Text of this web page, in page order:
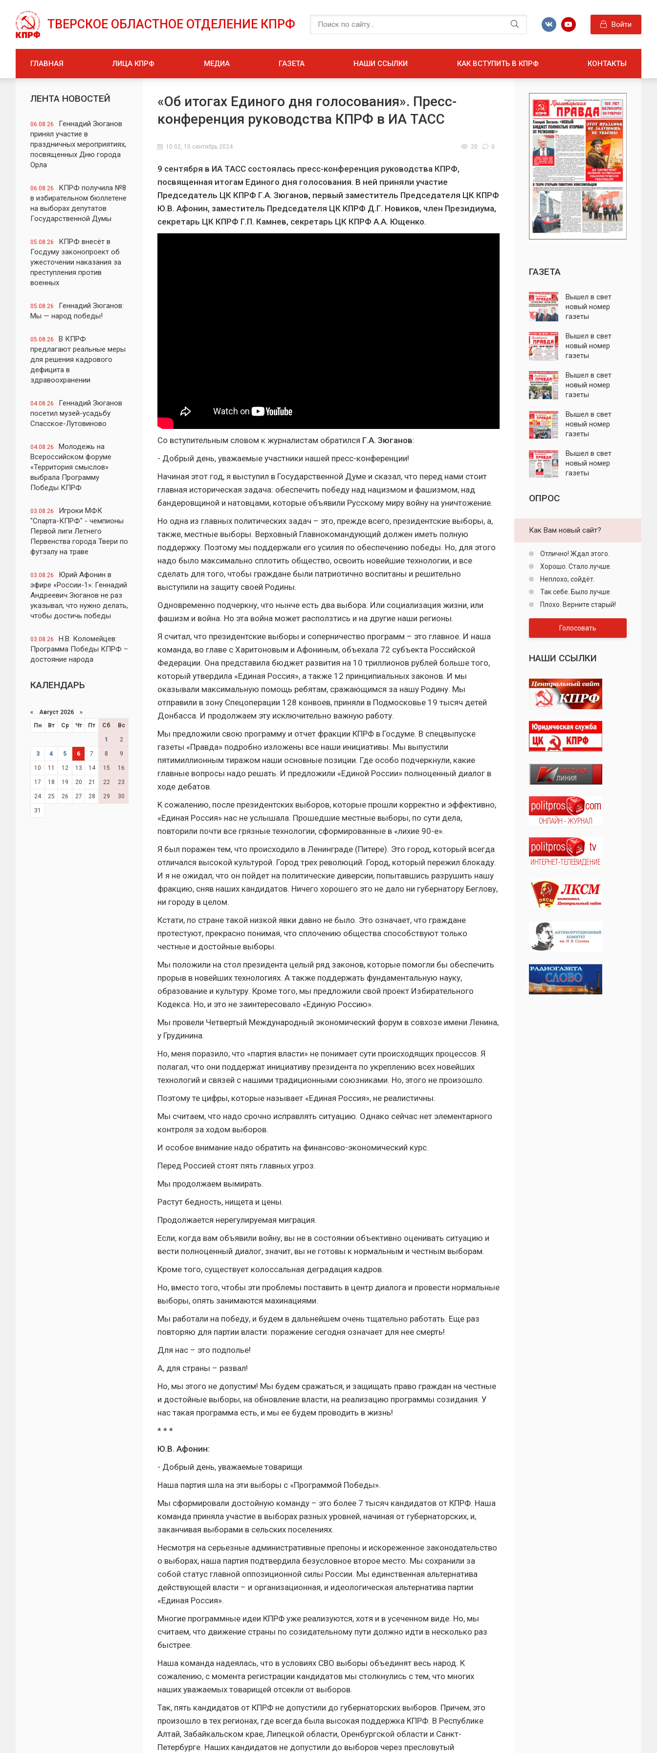
ТВЕРСКОЕ ОБЛАСТНОЕ ОТДЕЛЕНИЕ КПРФ Войти
ГЛАВНАЯ ЛИЦА КПРФ МЕДИА ГАЗЕТА НАШИ ССЫЛКИ КАК ВСТУПИТЬ В КПРФ КОНТАКТЫ
ЛЕНТА НОВОСТЕЙ
06.08.26
Геннадий Зюганов
принял участие в
праздничных мероприятиях,
посвященных Дню города
Орла
06.08.26
КПРФ получила №8
в избирательном бюллетене
на выборах депутатов
Государственной Думы
05.08.26
КПРФ внесёт в
Госдуму законопроект об
ужесточении наказания за
преступления против
военных
05.08.26
Геннадий Зюганов:
Мы — народ победы!
05.08.26
В КПРФ
предлагают реальные меры
для решения кадрового
дефицита в
здравоохранении
04.08.26
Геннадий Зюганов
посетил музей-усадьбу
Спасское-Лутовиново
04.08.26
Молодежь на
Всероссийском форуме
«Территория смыслов»
выбрала Программу
Победы КПРФ
03.08.26
Игроки МФК
"Спарта-КПРФ" - чемпионы
Первой лиги Летнего
Первенства города Твери по
футзалу на траве
03.08.26
Юрий Афонин в
эфире «России-1»: Геннадий
Андреевич Зюганов не раз
указывал, что нужно делать,
чтобы достичь победы
03.08.26
Н.В. Коломейцев:
Программа Победы КПРФ –
достояние народа
КАЛЕНДАРЬ
« Август 2026 »
Пн
Вт Ср Чт Пт Сб Вс
1 2
3 4 5 6 7 8 9
10 11 12 13 14 15 16
17 18 19 20 21 22 23
24 25 26 27 28 29 30
31
«Об итогах Единого дня голосования». Пресс-
конференция руководства КПРФ в ИА ТАСС
10:02, 10 сентябрь 2024 20 0
9 сентября в ИА ТАСС состоялась пресс-конференция руководства КПРФ,
посвященная итогам Единого дня голосования. В ней приняли участие
Председатель ЦК КПРФ Г.А. Зюганов, первый заместитель Председателя ЦК КПРФ
Ю.В. Афонин, заместитель Председателя ЦК КПРФ Д.Г. Новиков, член Президиума,
секретарь ЦК КПРФ Г.П. Камнев, секретарь ЦК КПРФ А.А. Ющенко.
Со вступительным словом к журналистам обратился Г.А. Зюганов:
- Добрый день, уважаемые участники нашей пресс-конференции!
Начиная этот год, я выступил в Государственной Думе и сказал, что перед нами стоит
главная историческая задача: обеспечить победу над нацизмом и фашизмом, над
бандеровщиной и натовцами, которые объявили Русскому миру войну на уничтожение.
Но одна из главных политических задач – это, прежде всего, президентские выборы, а,
также, местные выборы. Верховный Главнокомандующий должен иметь полную
поддержку. Поэтому мы поддержали его усилия по обеспечению победы. Но, для этого
надо было максимально сплотить общество, освоить новейшие технологии, и все
сделать для того, чтобы граждане были патриотично воспитаны и решительно
выступили на защиту своей Родины.
Одновременно подчеркну, что нынче есть два выбора. Или социализация жизни, или
фашизм и война. Но эта война может расползтись и на другие наши регионы.
Я считал, что президентские выборы и соперничество программ – это главное. И наша
команда, во главе с Харитоновым и Афониным, объехала 72 субъекта Российской
Федерации. Она представила бюджет развития на 10 триллионов рублей больше того,
который утвердила «Единая Россия», а также 12 принципиальных законов. И мы
оказывали максимальную помощь ребятам, сражающимся за нашу Родину. Мы
отправили в зону Спецоперации 128 конвоев, приняли в Подмосковье 19 тысяч детей
Донбасса. И продолжаем эту исключительно важную работу.
Мы предложили свою программу и отчет фракции КПРФ в Госдуме. В спецвыпуске
газеты «Правда» подробно изложены все наши инициативы. Мы выпустили
пятимиллионным тиражом наши основные позиции. Где особо подчеркнули, какие
главные вопросы надо решать. И предложили «Единой России» полноценный диалог в
ходе дебатов.
К сожалению, после президентских выборов, которые прошли корректно и эффективно,
«Единая Россия» нас не услышала. Прошедшие местные выборы, по сути дела,
повторили почти все грязные технологии, сформированные в «лихие 90-е».
Я был поражен тем, что происходило в Ленинграде (Питере). Это город, который всегда
отличался высокой культурой. Город трех революций. Город, который пережил блокаду.
И я не ожидал, что он пойдет на политические диверсии, попытавшись разрушить нашу
фракцию, сняв наших кандидатов. Ничего хорошего это не дало ни губернатору Беглову,
ни городу в целом.
Кстати, по стране такой низкой явки давно не было. Это означает, что граждане
протестуют, прекрасно понимая, что сплочению общества способствуют только
честные и достойные выборы.
Мы положили на стол президента целый ряд законов, которые помогли бы обеспечить
прорыв в новейших технологиях. А также поддержать фундаментальную науку,
образование и культуру. Кроме того, мы предложили свой проект Избирательного
Кодекса. Но, и это не заинтересовало «Единую Россию».
Мы провели Четвертый Международный экономический форум в совхозе имени Ленина,
у Грудинина.
Но, меня поразило, что «партия власти» не понимает сути происходящих процессов. Я
полагал, что они поддержат инициативу президента по укреплению всех новейших
технологий и связей с нашими традиционными союзниками. Но, этого не произошло.
Поэтому те цифры, которые называет «Единая Россия», не реалистичны.
Мы считаем, что надо срочно исправлять ситуацию. Однако сейчас нет элементарного
контроля за ходом выборов.
И особое внимание надо обратить на финансово-экономический курс.
Перед Россией стоят пять главных угроз.
Мы продолжаем вымирать.
Растут бедность, нищета и цены.
Продолжается нерегулируемая миграция.
Если, когда вам объявили войну, вы не в состоянии объективно оценивать ситуацию и
вести полноценный диалог, значит, вы не готовы к нормальным и честным выборам.
Кроме того, существует колоссальная деградация кадров.
Но, вместо того, чтобы эти проблемы поставить в центр диалога и провести нормальные
выборы, опять занимаются махинациями.
Мы работали на победу, и будем в дальнейшем очень тщательно работать. Еще раз
повторяю для партии власти: поражение сегодня означает для нее смерть!
Для нас – это подполье!
А, для страны – развал!
Но, мы этого не допустим! Мы будем сражаться, и защищать право граждан на честные
и достойные выборы, на обновление власти, на реализацию программы созидания. У
нас такая программа есть, и мы ее будем проводить в жизнь!
* * *
Ю.В. Афонин:
- Добрый день, уважаемые товарищи.
Наша партия шла на эти выборы с «Программой Победы».
Мы сформировали достойную команду – это более 7 тысяч кандидатов от КПРФ. Наша
команда приняла участие в выборах разных уровней, начиная от губернаторских, и,
заканчивая выборами в сельских поселениях.
Несмотря на серьезные административные препоны и искореженное законодательство
о выборах, наша партия подтвердила безусловное второе место. Мы сохранили за
собой статус главной оппозиционной силы России. Мы единственная альтернатива
действующей власти – и организационная, и идеологическая альтернатива партии
«Единая Россия».
Многие программные идеи КПРФ уже реализуются, хотя и в усеченном виде. Но, мы
считаем, что движение страны по созидательному пути должно идти в несколько раз
быстрее.
Наша команда надеялась, что в условиях СВО выборы объединят весь народ. К
сожалению, с момента регистрации кандидатов мы столкнулись с тем, что многих
наших уважаемых товарищей отсекли от выборов.
Так, пять кандидатов от КПРФ не допустили до губернаторских выборов. Причем, это
произошло в тех регионах, где всегда была высокая поддержка КПРФ. В Республике
Алтай, Забайкальском крае, Липецкой области, Оренбургской области и Санкт-
Петербурге. Наших кандидатов не допустили до выборов через пресловутый
ГАЗЕТА
Вышел в свет
новый номер
газеты
правда"
Вышел в свет
новый номер
газеты
правда"
Вышел в свет
новый номер
газеты
правда"
Вышел в свет
новый номер
газеты
правда"
Вышел в свет
новый номер
газеты
ОПРОС
Как Вам новый сайт?
Отлично! Ждал этого.
Хорошо. Стало лучше.
Неплохо, сойдёт.
Так себе. Было лучше.
Плохо. Верните старый!
Голосовать
НАШИ ССЫЛКИ